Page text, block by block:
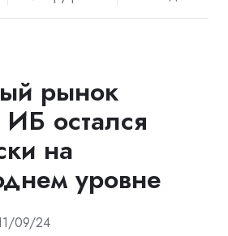
рынок
ИБ остался
на
уровне
09/24